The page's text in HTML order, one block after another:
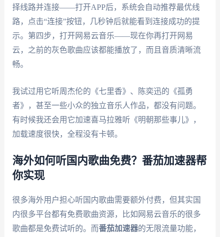
择线路并连接——打开APP后，系统会自动推荐最优线
路，点击“连接”按钮，几秒钟后就能看到连接成功的提
示。第四步，打开网易云音乐——现在你再打开网易
云，之前的灰色歌曲应该都能播放了，而且音质清晰流
畅。
我试过用它听周杰伦的《七里香》、陈奕迅的《孤勇
者》，甚至一些小众的独立音乐人作品，都没有问题。
有时候我还会用它加速喜马拉雅听《明朝那些事儿》，
加载速度很快，全程没有卡顿。
海外如何听国内歌曲免费？番茄加速器帮
你实现
很多海外用户担心听国内歌曲需要额外付费，但其实国
内很多平台都有免费歌曲资源，比如网易云音乐的很多
歌曲都是免费试听的。而番茄加速器的无限流量功能，